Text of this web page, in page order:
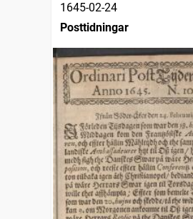
1645-02-24
Posttidningar